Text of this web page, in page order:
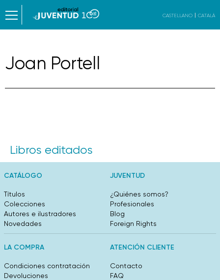
CASTELLANO CATALÀ
Joan Portell
Libros editados
CATÁLOGO
Títulos
Colecciones
Autores e ilustradores
Novedades
JUVENTUD
¿Quiénes somos?
Profesionales
Blog
Foreign Rights
LA COMPRA
Condiciones contratación
Devoluciones
ATENCIÓN CLIENTE
Contacto
FAQ